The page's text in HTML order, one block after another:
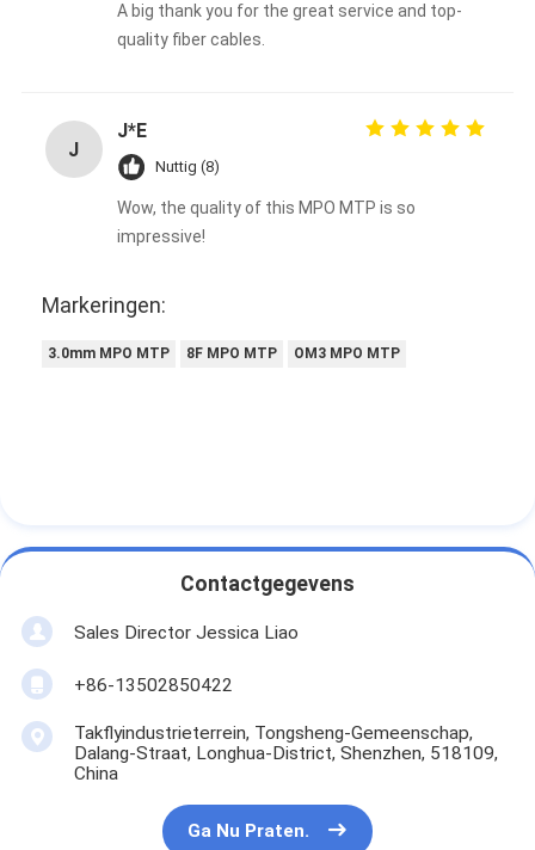
A big thank you for the great service and top-
quality fiber cables.
J
J*E
Nuttig (8)
Wow, the quality of this MPO MTP is so
impressive!
Markeringen:
3.0mm MPO MTP 8F MPO MTP OM3 MPO MTP
Contactgegevens
Sales Director Jessica Liao
+86-13502850422
Takflyindustrieterrein, Tongsheng-Gemeenschap,
Dalang-Straat, Longhua-District, Shenzhen, 518109,
China
Ga Nu Praten.